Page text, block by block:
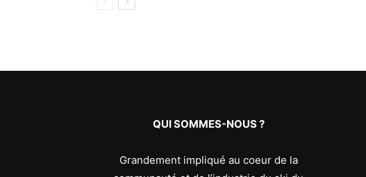
QUI SOMMES-NOUS ?
Grandement impliqué au coeur de la